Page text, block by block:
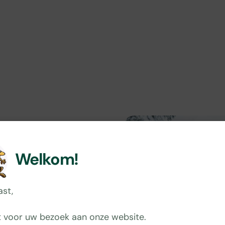
Maak van je
Welkom!
voor uw bezoek aan onze website.